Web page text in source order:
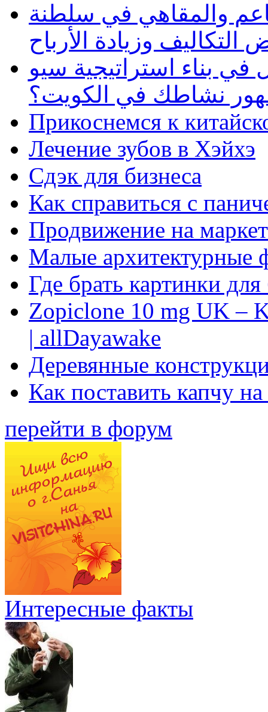
والمقاهي في سلطنة
وزيادة الأرباح
بناء استراتيجية سيو
نشاطك في الكويت؟
Прикоснемся к
Лечение зубов в Хэйхэ
Сдэк для бизнеса
Как справиться с
Продвижение на
Малые архитектурные
Где брать картинки
Zopiclone 10 mg UK –
| allDayawake
Деревянные
Как поставить капчу
перейти в форум
Интересные факты